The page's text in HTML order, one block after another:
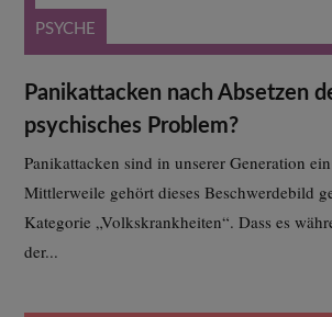
PSYCHE
Panikattacken nach Absetzen
psychisches Problem?
Panikattacken sind in unserer Generation
Mittlerweile gehört dieses Beschwerdebild
Kategorie „Volkskrankheiten“. Dass es
der...